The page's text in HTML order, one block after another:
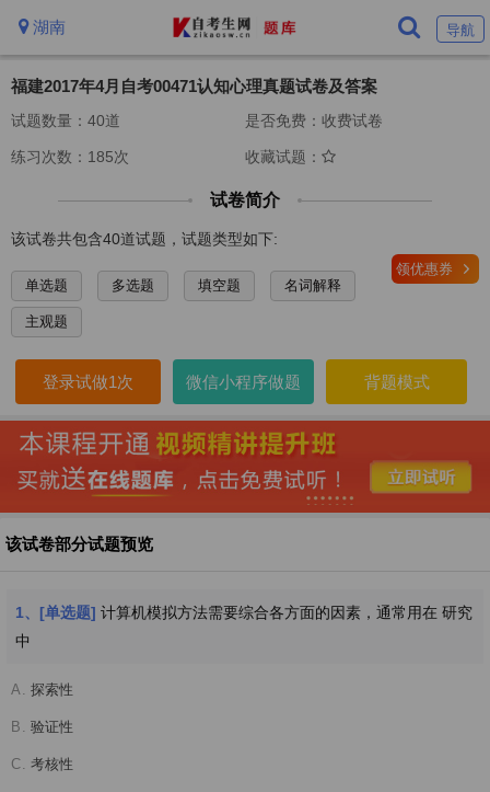
湖南 导航
福建2017年4月自考00471认知心理真题试卷及答案
试题数量：40道 是否免费：收费试卷
练习次数：185次 收藏试题：
试卷简介
该试卷共包含40道试题，试题类型如下:
领优惠券
单选题
多选题 填空题 名词解释
主观题
登录试做1次 微信小程序做题 背题模式
该试卷部分试题预览
1、[单选题] 计算机模拟方法需要综合各方面的因素，通常用在 研究
中
A. 探索性
B. 验证性
C. 考核性